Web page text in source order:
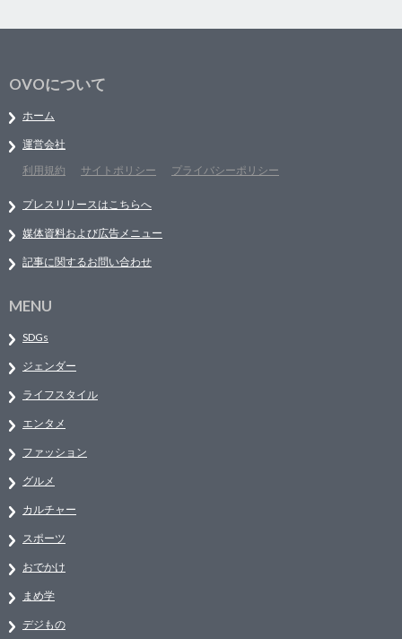
OVOについて
ホーム
運営会社
利用規約
サイトポリシー プライバシーポリシー
プレスリリースはこちらへ
媒体資料および広告メニュー
記事に関するお問い合わせ
MENU
SDGs
ジェンダー
ライフスタイル
エンタメ
ファッション
グルメ
カルチャー
スポーツ
おでかけ
まめ学
デジもの